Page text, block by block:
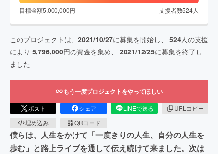
目標金額5,000,000円 支援者数524人
このプロジェクトは、 2021/10/27に募集を開始し、 524人の支援
により 5,796,000円の資金を集め、 2021/12/25に募集を終了し
ました
もう一度プロジェクトをやってほしい
ポスト シェア LINEで送る
URLコピー
埋め込み
QRコード
僕らは、人生をかけて「一度きりの人生、自分の人生を
歩む」と路上ライブを通して伝え続けて来ました。次は